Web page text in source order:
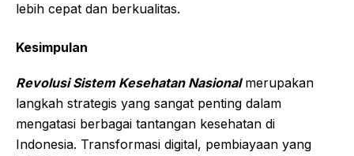
lebih cepat dan berkualitas.
Kesimpulan
Revolusi Sistem Kesehatan Nasionalmerupakan
langkah strategis yang sangat penting dalam
mengatasi berbagai tantangan kesehatan di
Indonesia. Transformasi digital, pembiayaan yang